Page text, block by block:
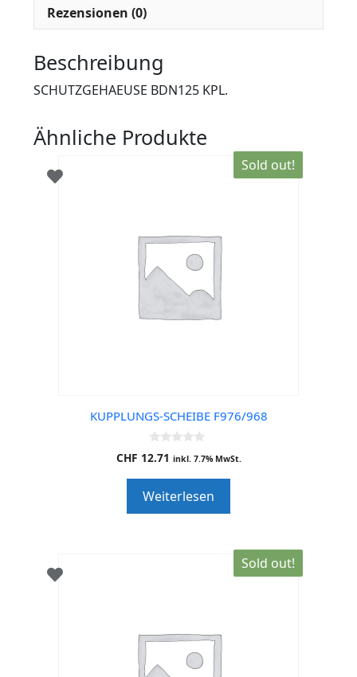
Rezensionen (0)
Beschreibung
SCHUTZGEHAEUSE BDN125 KPL.
Ähnliche Produkte
Sold out!
KUPPLUNGS-SCHEIBE F976/968
0
o
o
f
5
CHF 12.71 inkl. 7.7% MwSt.
Weiterlesen
Sold out!